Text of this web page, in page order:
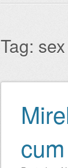
Tag:
Post